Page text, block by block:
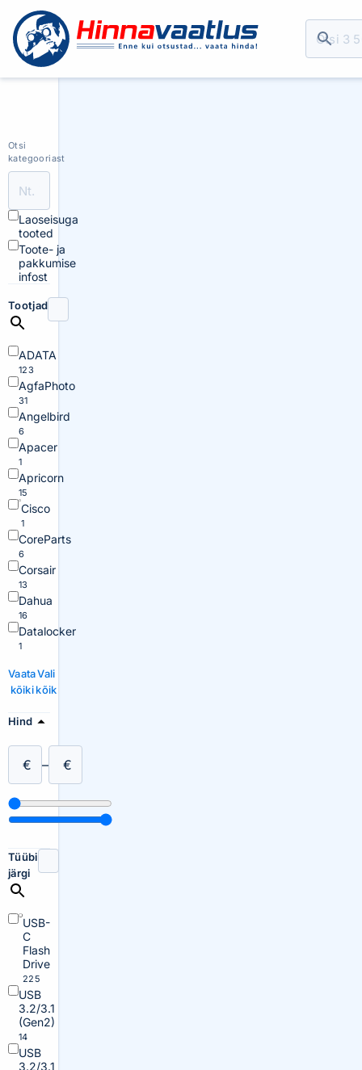
Otsi
kategooriast
Laoseisuga
tooted
Toote- ja
pakkumise
infost
Tootjad
ADATA
123
AgfaPhoto
31
Angelbird
6
Apacer
1
Apricorn
15
Cisco
1
CoreParts
6
Corsair
13
Dahua
16
Datalocker
1
Vaata
kõiki
Vali
kõik
Hind
€ – €
Tüübi
järgi
USB-
C
Flash
Drive
225
USB
3.2/3.1
(Gen2)
14
USB
3.2/3.1